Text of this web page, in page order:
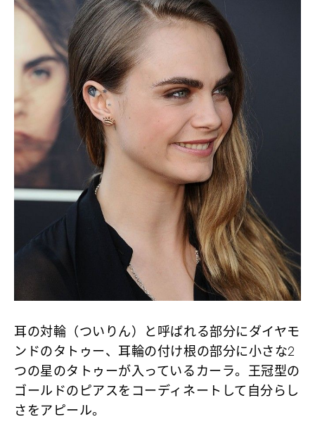
耳の対輪（ついりん）と呼ばれる部分にダイヤモ
ンドのタトゥー、耳輪の付け根の部分に小さな2
つの星のタトゥーが入っているカーラ。王冠型の
ゴールドのピアスをコーディネートして自分らし
さをアピール。